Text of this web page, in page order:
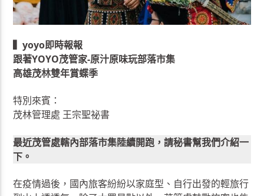
▍yoyo即時報報
跟著YOYO茂管家-原汁原味玩部落市集
高雄茂林雙年賞蝶季
特別來賓：
茂林管理處 王宗聖祕書
最近茂管處轄內部落市集陸續開跑，請秘書幫我們介紹一
下。
在疫情過後，國內旅客紛紛以家庭型、自行出發的輕旅行